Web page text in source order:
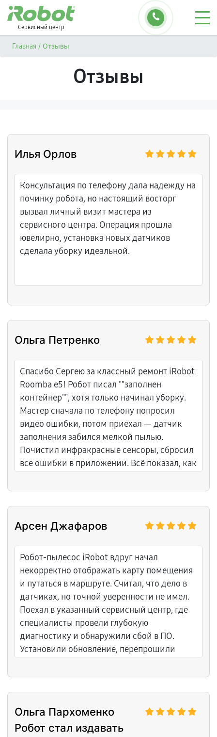
Сервисный центр
Главная / Отзывы
Отзывы
Илья Орлов
Консультация по телефону дала надежду на
починку робота, но настоящий восторг
вызвал личный визит мастера из
сервисного центра. Операция прошла
ювелирно, установка новых датчиков
сделала уборку идеальной.
Ольга Петренко
Спасибо Сергею за классный ремонт iRobot
Roomba e5! Робот писал ""заполнен
контейнер"", хотя только начинал уборку.
Мастер сначала по телефону попросил
видео ошибки, потом приехал — датчик
заполнения забился мелкой пылью.
Почистил инфракрасные сенсоры, сбросил
все ошибки в приложении. Всё показал, как
квартиру без остановок — радуюсь каждый
Арсен Джафаров
Робот-пылесос iRobot вдруг начал
некорректно отображать карту помещения
и путаться в маршруте. Считал, что дело в
датчиках, но точной уверенности не имел.
Поехал в указанный сервисный центр, где
специалисты провели глубокую
диагностику и обнаружили сбой в ПО.
Установили обновление, перепрошили
Ольга Пархоменко
Робот стал издавать